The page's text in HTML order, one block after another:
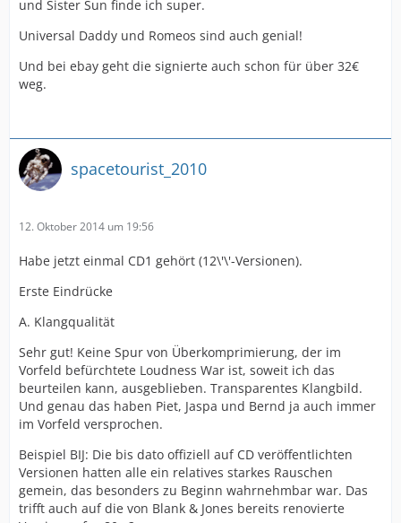
und Sister Sun finde ich super.
Universal Daddy und Romeos sind auch genial!
Und bei ebay geht die signierte auch schon für über 32€
weg.
spacetourist_2010
12. Oktober 2014 um 19:56
Habe jetzt einmal CD1 gehört (12\'\'-Versionen).
Erste Eindrücke
A. Klangqualität
Sehr gut! Keine Spur von Überkomprimierung, der im
Vorfeld befürchtete Loudness War ist, soweit ich das
beurteilen kann, ausgeblieben. Transparentes Klangbild.
Und genau das haben Piet, Jaspa und Bernd ja auch immer
im Vorfeld versprochen.
Beispiel BIJ: Die bis dato offiziell auf CD veröffentlichten
Versionen hatten alle ein relatives starkes Rauschen
gemein, das besonders zu Beginn wahrnehmbar war. Das
trifft auch auf die von Blank & Jones bereits renovierte